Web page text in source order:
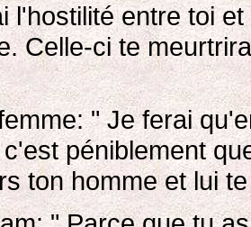
l'hostilité entre toi
Celle-ci te
" Je ferai
péniblement
ton homme et lui